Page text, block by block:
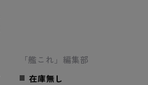
「艦これ」編集部
在庫無し